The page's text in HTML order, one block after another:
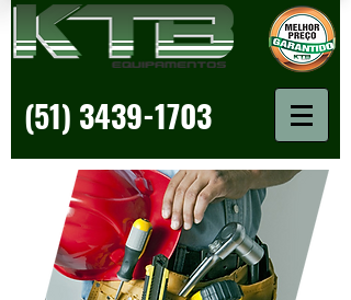
(51) 3439-1703